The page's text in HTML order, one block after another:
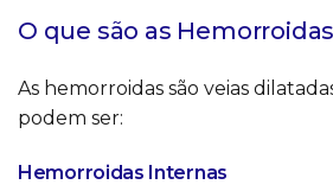
O que são as
As hemorroidas são veias
podem ser:
Hemorroidas Internas